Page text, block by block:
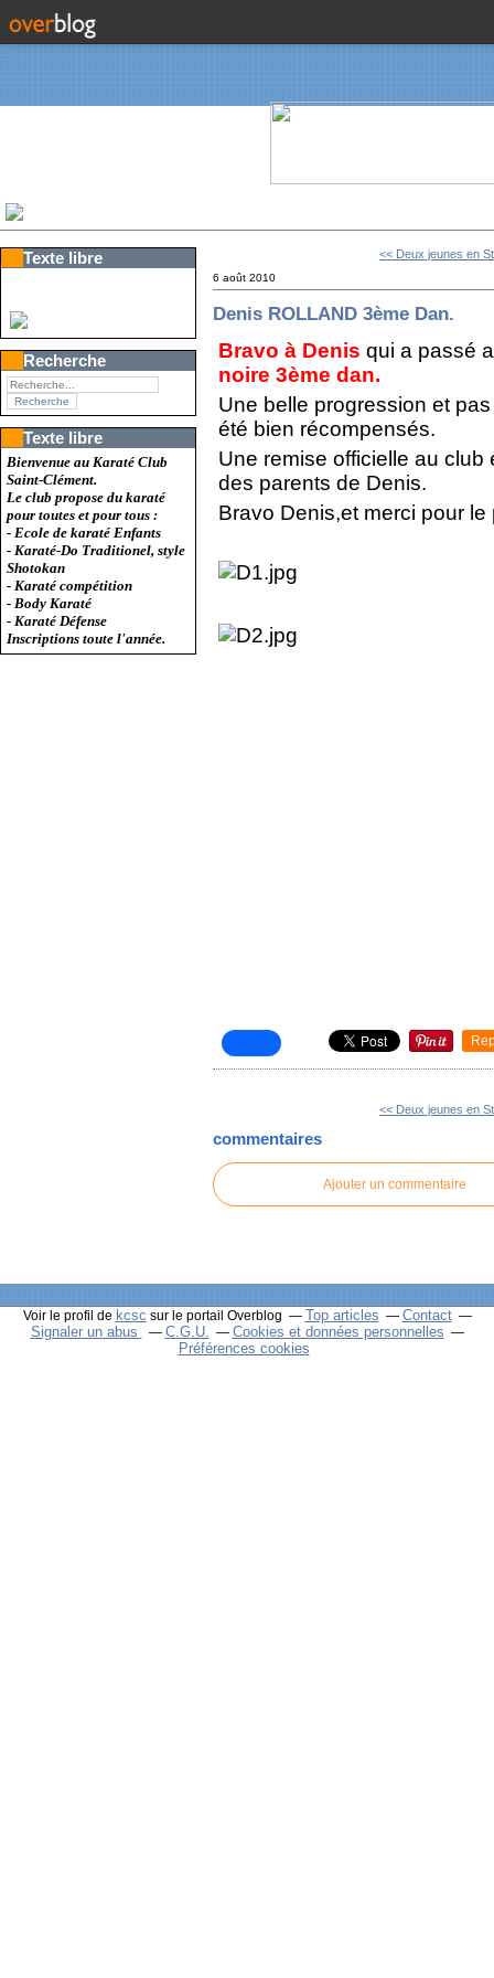
Texte libre
Recherche
Texte libre
Bienvenue au Karaté Club
Saint-Clément.
Le club propose du karaté
pour toutes et pour tous :
- Ecole de karaté Enfants
- Karaté-Do Traditionel, style
Shotokan
- Karaté compétition
- Body Karaté
- Karaté Défense
Inscriptions toute l'année.
<< Deux jeunes en
6 août 2010
Denis ROLLAND 3ème Dan.
Bravo à Denis qui a passé
noire 3ème dan.
Une belle progression et
été bien récompensés.
Une remise officielle au
des parents de Denis.
Bravo Denis,et merci pour le
<< Deux jeunes en
commentaires
Ajouter un commentaire
Voir le profil de kcsc sur le portail Overblog Top articles
Contact
Signaler un abus
C.G.U.
Cookies et données personnelles
Préférences cookies